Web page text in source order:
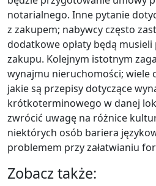
notarialnego. Inne pytanie
z zakupem; nabywcy często
dodatkowe opłaty będą musieli
zakupu. Kolejnym istotnym
wynajmu nieruchomości; wiele
jakie są przepisy dotyczące
krótkoterminowego w danej
zwrócić uwagę na różnice
niektórych osób bariera
problemem przy załatwianiu
Zobacz także: